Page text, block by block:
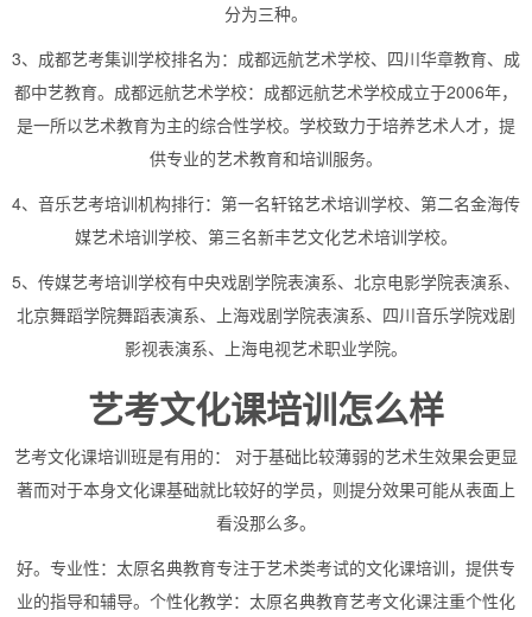
分为三种。
3、成都艺考集训学校排名为：成都远航艺术学校、四川华章教育、成
都中艺教育。成都远航艺术学校：成都远航艺术学校成立于2006年，
是一所以艺术教育为主的综合性学校。学校致力于培养艺术人才，提
供专业的艺术教育和培训服务。
4、音乐艺考培训机构排行：第一名轩铭艺术培训学校、第二名金海传
媒艺术培训学校、第三名新丰艺文化艺术培训学校。
5、传媒艺考培训学校有中央戏剧学院表演系、北京电影学院表演系、
北京舞蹈学院舞蹈表演系、上海戏剧学院表演系、四川音乐学院戏剧
影视表演系、上海电视艺术职业学院。
艺考文化课培训怎么样
艺考文化课培训班是有用的： 对于基础比较薄弱的艺术生效果会更显
著而对于本身文化课基础就比较好的学员，则提分效果可能从表面上
看没那么多。
好。专业性：太原名典教育专注于艺术类考试的文化课培训，提供专
业的指导和辅导。个性化教学：太原名典教育艺考文化课注重个性化